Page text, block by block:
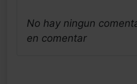
No hay ningun
en comentar